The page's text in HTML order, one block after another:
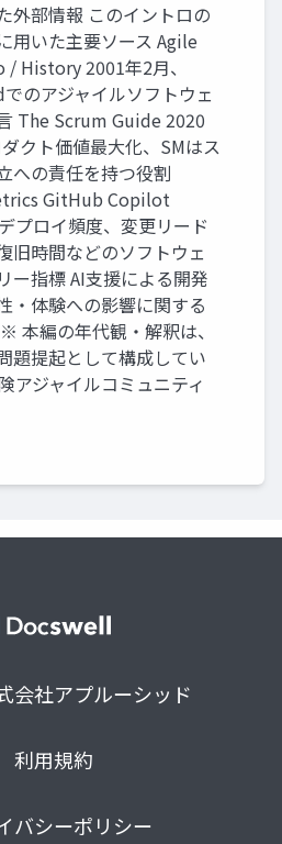
外部情報 このイントロの
用いた主要ソース Agile
/ History 2001年2月、
のアジャイルソフトウェ
The Scrum Guide 2020
クト価値最大化、SMはス
への責任を持つ役割
GitHub Copilot
プロイ頻度、変更リード
旧時間などのソフトウェ
ー指標 AI支援による開発
・体験への影響に関する
本編の年代観・解釈は、
題提起として構成してい
アジャイルコミュニティ
会社アプルーシッド
利用規約
バシーポリシー